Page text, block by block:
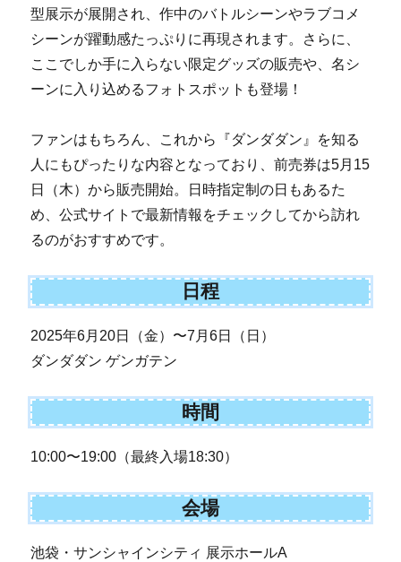
型展示が展開され、作中のバトルシーンやラブコメ
シーンが躍動感たっぷりに再現されます。さらに、
ここでしか手に入らない限定グッズの販売や、名シ
ーンに入り込めるフォトスポットも登場！
ファンはもちろん、これから『ダンダダン』を知る
人にもぴったりな内容となっており、前売券は5月15
日（木）から販売開始。日時指定制の日もあるた
め、公式サイトで最新情報をチェックしてから訪れ
るのがおすすめです。
日程
2025年6月20日（金）〜7月6日（日）
ダンダダン ゲンガテン
時間
10:00〜19:00（最終入場18:30）
会場
池袋・サンシャインシティ 展示ホールA